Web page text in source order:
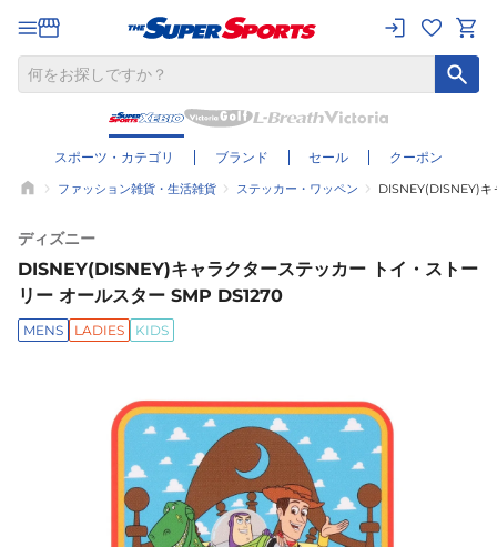
スポーツ・カテゴリ ブランド セール クーポン
ファッション雑貨・生活雑貨 ステッカー・ワッペン DISNEY(DISNEY)キ
ディズニー
DISNEY(DISNEY)キャラクターステッカー トイ・ストー
リー オールスター SMP DS1270
MENS LADIES KIDS